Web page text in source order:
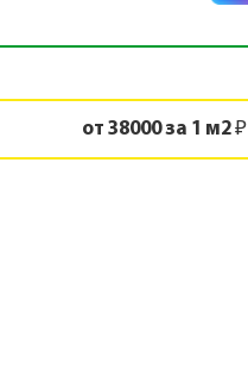
от 38000 за 1 м2 ₽